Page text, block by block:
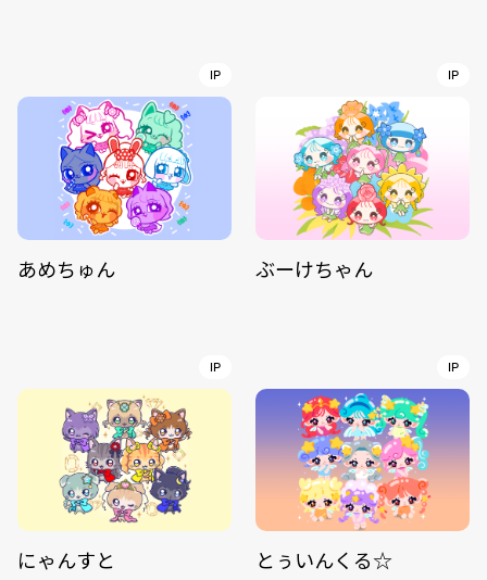
IP
あめちゅん
IP
ぶーけちゃん
IP
にゃんすと
IP
とぅいんくる☆